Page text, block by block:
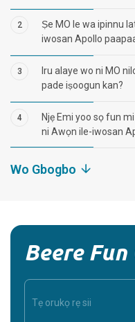
2
Ṣe MO le wa ipinnu
iwosan Apollo
3
Iru alaye wo ni MO
pade iṣoogun kan?
4
Njẹ Emi yoo sọ fun
ni Awọn ile-iwosan
Wo Gbogbo
Beere